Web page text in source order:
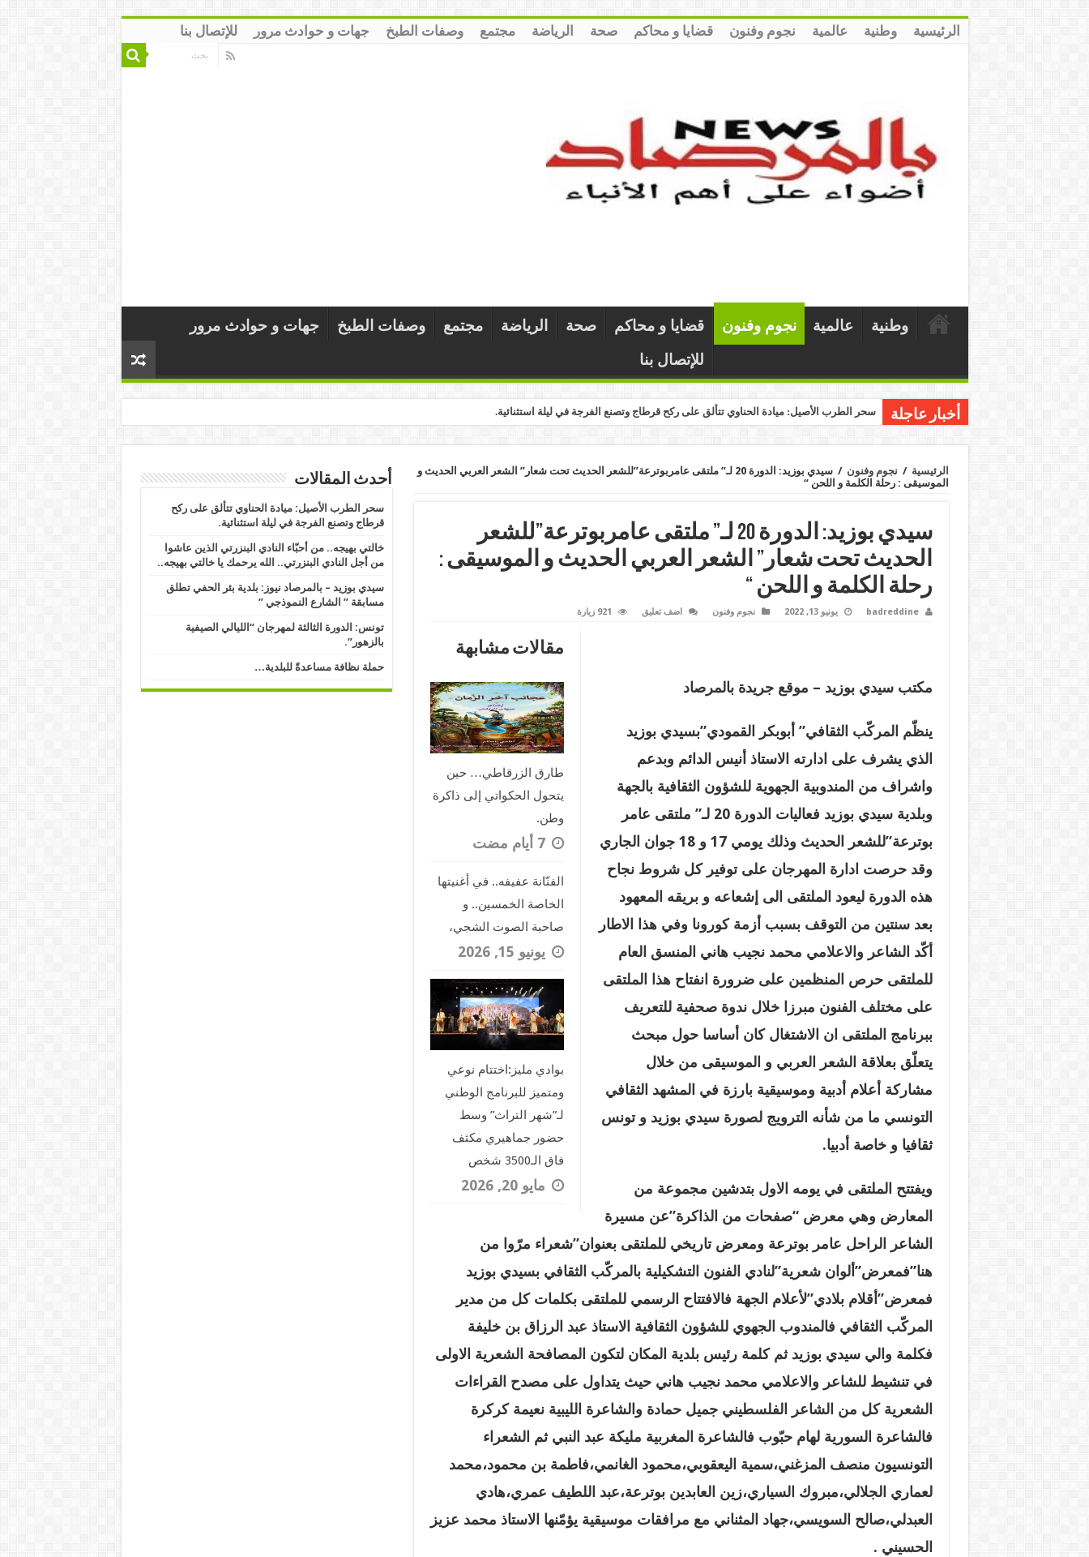
الرئيسية وطنية عالمية نجوم وفنون قضايا و محاكم صحة الرياضة مجتمع وصفات الطبخ جهات و حوادث مرور للإتصال بنا
وطنية عالمية نجوم وفنون قضايا و محاكم صحة الرياضة مجتمع وصفات الطبخ
جهات و حوادث مرور
للإتصال بنا
أخبار عاجلة سحر الطرب الأصيل: ميادة الحناوي تتألق على ركح قرطاج وتصنع الفرجة في ليلة استثنائية.
الرئيسية / نجوم وفنون /
سيدي بوزيد: الدورة 20 لـ” ملتقى عامربوترعة”للشعر الحديث تحت شعار” الشعر العربي الحديث و
الموسيقى : رحلة الكلمة و اللحن “
سيدي بوزيد: الدورة 20 لـ” ملتقى عامربوترعة”للشعر
الحديث تحت شعار” الشعر العربي الحديث و الموسيقى :
رحلة الكلمة و اللحن “
badreddine يونيو 13, 2022 نجوم وفنون اضف تعليق 921 زيارة
مقالات مشابهة
طارق الزرقاطي… حين
يتحول الحكواتي إلى ذاكرة
وطن.
‏7 أيام مضت
الفنّانة عفيفه.. في أغنيتها
الخاصة الخمسين.. و
صاحبة الصوت الشجي،
يونيو 15, 2026
بوادي مليز:اختتام نوعي
ومتميز للبرنامج الوطني
لـ”شهر التراث” وسط
حضور جماهيري مكثف
فاق الـ3500 شخص
مايو 20, 2026
مكتب سيدي بوزيد – موقع جريدة بالمرصاد
ينظّم المركّب الثقافي” أبوبكر القمودي”بسيدي بوزيد
الذي يشرف على ادارته الاستاذ أنيس الدائم وبدعم
واشراف من المندوبية الجهوية للشؤون الثقافية بالجهة
وبلدية سيدي بوزيد فعاليات الدورة 20 لـ” ملتقى عامر
بوترعة”للشعر الحديث وذلك يومي 17 و 18 جوان الجاري
وقد حرصت ادارة المهرجان على توفير كل شروط نجاح
هذه الدورة ليعود الملتقى الى إشعاعه و بريقه المعهود
بعد سنتين من التوقف بسبب أزمة كورونا وفي هذا الاطار
أكّد الشاعر والاعلامي محمد نجيب هاني المنسق العام
للملتقى حرص المنظمين على ضرورة انفتاح هذا الملتقى
على مختلف الفنون مبرزا خلال ندوة صحفية للتعريف
ببرنامج الملتقى ان الاشتغال كان أساسا حول مبحث
يتعلّق بعلاقة الشعر العربي و الموسيقى من خلال
مشاركة أعلام أدبية وموسيقية بارزة في المشهد الثقافي
التونسي ما من شأنه الترويج لصورة سيدي بوزيد و تونس
ثقافيا و خاصة أدبيا.
ويفتتح الملتقى في يومه الاول بتدشين مجموعة من
المعارض وهي معرض “صفحات من الذاكرة”عن مسيرة
الشاعر الراحل عامر بوترعة ومعرض تاريخي للملتقى بعنوان”شعراء مرّوا من
هنا”فمعرض”ألوان شعرية”لنادي الفنون التشكيلية بالمركّب الثقافي بسيدي بوزيد
فمعرض”أقلام بلادي”لأعلام الجهة فالافتتاح الرسمي للملتقى بكلمات كل من مدير
المركّب الثقافي فالمندوب الجهوي للشؤون الثقافية الاستاذ عبد الرزاق بن خليفة
فكلمة والي سيدي بوزيد ثم كلمة رئيس بلدية المكان لتكون المصافحة الشعرية الاولى
في تنشيط للشاعر والاعلامي محمد نجيب هاني حيث يتداول على مصدح القراءات
الشعرية كل من الشاعر الفلسطيني جميل حمادة والشاعرة الليبية نعيمة كركرة
فالشاعرة السورية لهام حبّوب فالشاعرة المغربية مليكة عبد النبي ثم الشعراء
التونسيون منصف المزغني،سمية اليعقوبي،محمود الغانمي،فاطمة بن محمود،محمد
لعماري الجلالي،مبروك السياري،زين العابدين بوترعة،عبد اللطيف عمري،هادي
العبدلي،صالح السويسي،جهاد المثناني مع مرافقات موسيقية يؤمّنها الاستاذ محمد عزيز
الحسيني .
أحدث المقالات
سحر الطرب الأصيل: ميادة الحناوي تتألق على ركح
قرطاج وتصنع الفرجة في ليلة استثنائية.
خالتي بهيجه.. من أحبّاء النادي البنزرتي الذين عاشوا
من أجل النادي البنزرتي.. الله يرحمك يا خالتي بهيجه..
سيدي بوزيد – بالمرصاد نيوز: بلدية بئر الحفي تطلق
مسابقة ” الشارع النموذجي ” ​
تونس: الدورة الثالثة لمهرجان “الليالي الصيفية
بالزهور”.
حملة نظافة مساعدةً للبلدية…